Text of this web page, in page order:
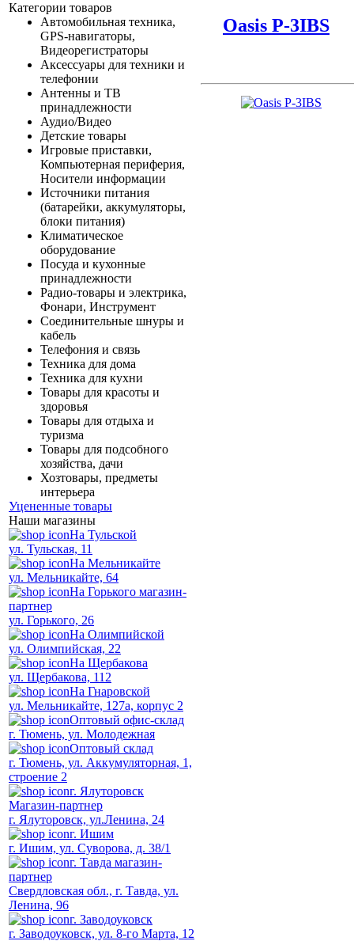
Категории товаров
Автомобильная техника,
GPS-навигаторы,
Видеорегистраторы
Аксессуары для техники и
телефонии
Антенны и ТВ
принадлежности
Аудио/Видео
Детские товары
Игровые приставки,
Компьютерная периферия,
Носители информации
Источники питания
(батарейки, аккумуляторы,
блоки питания)
Климатическое
оборудование
Посуда и кухонные
принадлежности
Радио-товары и электрика,
Фонари, Инструмент
Соединительные шнуры и
кабель
Телефония и связь
Техника для дома
Техника для кухни
Товары для красоты и
здоровья
Товары для отдыха и
туризма
Товары для подсобного
хозяйства, дачи
Хозтовары, предметы
интерьера
Уцененные товары
Наши магазины
На Тульской
ул. Тульская, 11
На Мельникайте
ул. Мельникайте, 64
На Горького магазин-
партнер
ул. Горького, 26
На Олимпийской
ул. Олимпийская, 22
На Щербакова
ул. Щербакова, 112
На Гнаровской
ул. Мельникайте, 127а, корпус 2
Оптовый офис-склад
г. Тюмень, ул. Молодежная
Оптовый склад
г. Тюмень, ул. Аккумуляторная, 1,
строение 2
г. Ялуторовск
Магазин-партнер
г. Ялуторовск, ул.Ленина, 24
г. Ишим
г. Ишим, ул. Суворова, д. 38/1
г. Тавда магазин-
партнер
Свердловская обл., г. Тавда, ул.
Ленина, 96
г. Заводоуковск
г. Заводоуковск, ул. 8-го Марта, 12
Oasis P-3IBS